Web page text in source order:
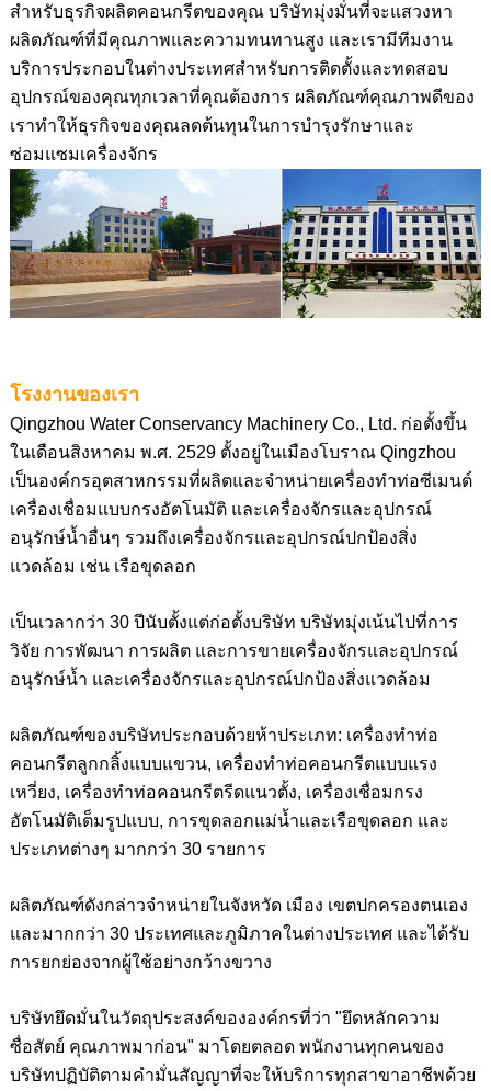
สำหรับธุรกิจผลิตคอนกรีตของคุณ บริษัทมุ่งมั่นที่จะแสวงหา
ผลิตภัณฑ์ที่มีคุณภาพและความทนทานสูง และเรามีทีมงาน
บริการประกอบในต่างประเทศสำหรับการติดตั้งและทดสอบ
อุปกรณ์ของคุณทุกเวลาที่คุณต้องการ ผลิตภัณฑ์คุณภาพดีของ
เราทำให้ธุรกิจของคุณลดต้นทุนในการบำรุงรักษาและ
ซ่อมแซมเครื่องจักร
โรงงานของเรา
Qingzhou Water Conservancy Machinery Co., Ltd. ก่อตั้งขึ้น
ในเดือนสิงหาคม พ.ศ. 2529 ตั้งอยู่ในเมืองโบราณ Qingzhou
เป็นองค์กรอุตสาหกรรมที่ผลิตและจำหน่ายเครื่องทำท่อซีเมนต์
เครื่องเชื่อมแบบกรงอัตโนมัติ และเครื่องจักรและอุปกรณ์
อนุรักษ์น้ำอื่นๆ รวมถึงเครื่องจักรและอุปกรณ์ปกป้องสิ่ง
แวดล้อม เช่น เรือขุดลอก
เป็นเวลากว่า 30 ปีนับตั้งแต่ก่อตั้งบริษัท บริษัทมุ่งเน้นไปที่การ
วิจัย การพัฒนา การผลิต และการขายเครื่องจักรและอุปกรณ์
อนุรักษ์น้ำ และเครื่องจักรและอุปกรณ์ปกป้องสิ่งแวดล้อม
ผลิตภัณฑ์ของบริษัทประกอบด้วยห้าประเภท: เครื่องทำท่อ
คอนกรีตลูกกลิ้งแบบแขวน, เครื่องทำท่อคอนกรีตแบบแรง
เหวี่ยง, เครื่องทำท่อคอนกรีตรีดแนวตั้ง, เครื่องเชื่อมกรง
อัตโนมัติเต็มรูปแบบ, การขุดลอกแม่น้ำและเรือขุดลอก และ
ประเภทต่างๆ มากกว่า 30 รายการ
ผลิตภัณฑ์ดังกล่าวจำหน่ายในจังหวัด เมือง เขตปกครองตนเอง
และมากกว่า 30 ประเทศและภูมิภาคในต่างประเทศ และได้รับ
การยกย่องจากผู้ใช้อย่างกว้างขวาง
บริษัทยึดมั่นในวัตถุประสงค์ขององค์กรที่ว่า "ยึดหลักความ
ซื่อสัตย์ คุณภาพมาก่อน" มาโดยตลอด พนักงานทุกคนของ
บริษัทปฏิบัติตามคำมั่นสัญญาที่จะให้บริการทุกสาขาอาชีพด้วย